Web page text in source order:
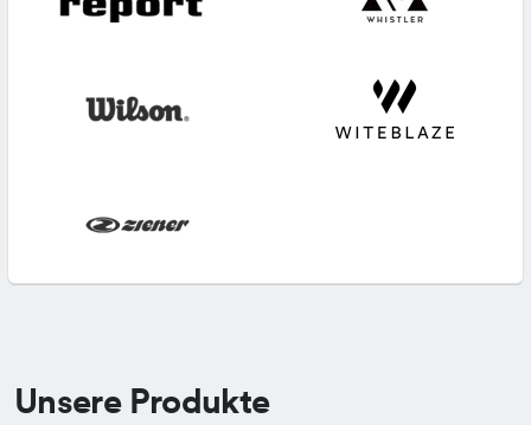
Unsere Produkte